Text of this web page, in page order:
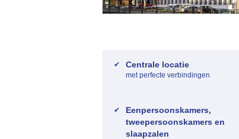
Centrale locatie
met perfecte verbindingen
Eenpersoonskamers,
tweepersoonskamers en
slaapzalen